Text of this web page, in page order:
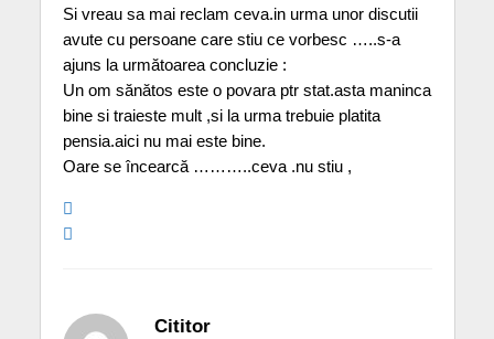
Si vreau sa mai reclam ceva.in urma unor discutii
avute cu persoane care stiu ce vorbesc …..s-a
ajuns la următoarea concluzie :
Un om sănătos este o povara ptr stat.asta maninca
bine si traieste mult ,si la urma trebuie platita
pensia.aici nu mai este bine.
Oare se încearcă ………..ceva .nu stiu ,
Cititor